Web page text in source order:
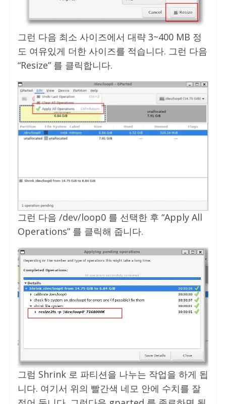
그런 다음 최소 사이즈에서 대략 3~400 MB 정
도 여유있게 더한 사이즈를 적습니다. 그런 다음
“Resize” 를 클릭합니다.
그런 다음 /dev/loop0 를 선택한 후 “Apply All
Operations” 를 클릭해 줍니다.
그럼 Shrink 로 파티션을 나누는 작업을 하게 됩
니다. 여기서 위의 빨간색 네모 안에 수치를 잘